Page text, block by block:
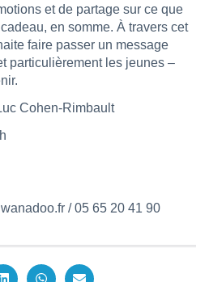
et de partage sur ce que
en somme. À travers cet
faire passer un message
particulièrement les jeunes –
Cohen-Rimbault
/ 05 65 20 41 90